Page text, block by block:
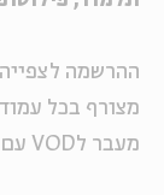
מצורף בכל
מעבר לVOD עם ארכיון הסדרות שהתקיימו >>